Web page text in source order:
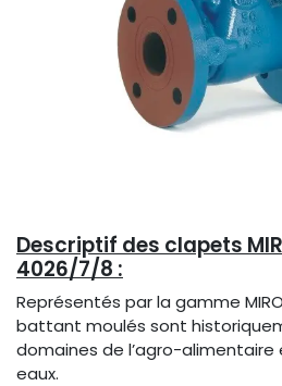
Descriptif des clapets
4026/7/8 :
Représentés par la gamme
battant moulés sont
domaines de l’agro-
eaux.